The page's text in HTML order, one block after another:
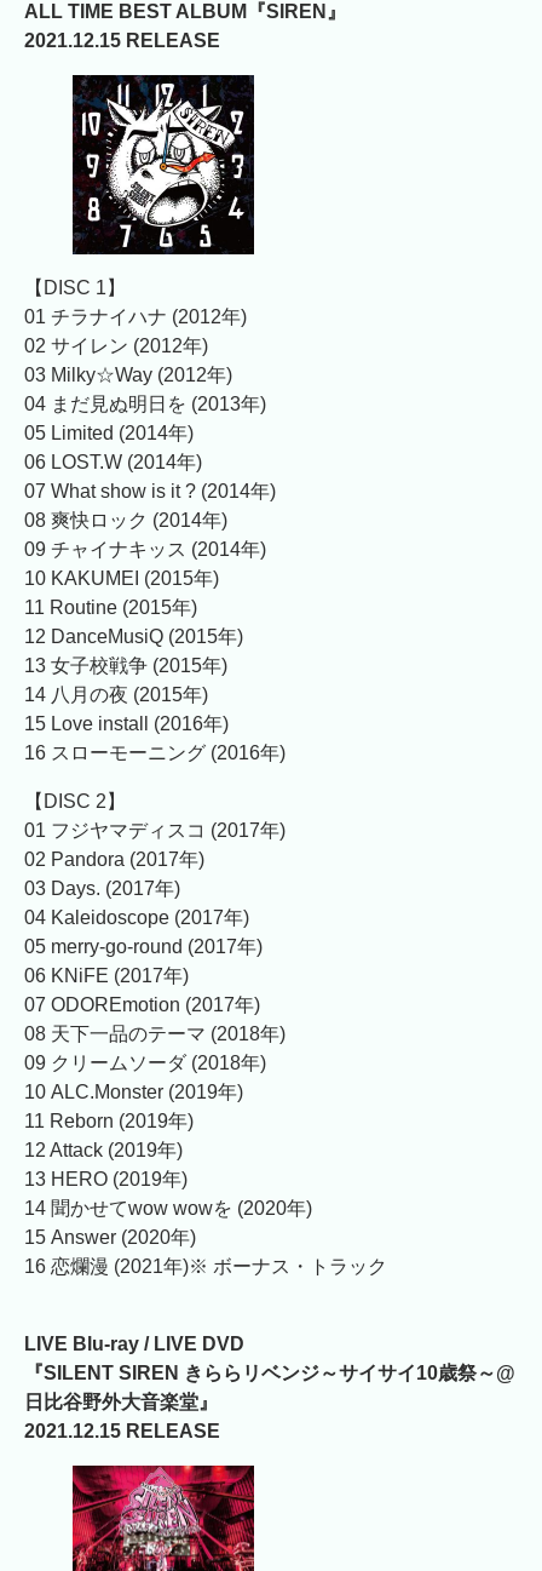
ALL TIME BEST ALBUM『SIREN』
2021.12.15 RELEASE
【DISC 1】
01 チラナイハナ (2012年)
02 サイレン (2012年)
03 Milky☆Way (2012年)
04 まだ見ぬ明日を (2013年)
05 Limited (2014年)
06 LOST.W (2014年)
07 What show is it ? (2014年)
08 爽快ロック (2014年)
09 チャイナキッス (2014年)
10 KAKUMEI (2015年)
11 Routine (2015年)
12 DanceMusiQ (2015年)
13 女子校戦争 (2015年)
14 八月の夜 (2015年)
15 Love install (2016年)
16 スローモーニング (2016年)
【DISC 2】
01 フジヤマディスコ (2017年)
02 Pandora (2017年)
03 Days. (2017年)
04 Kaleidoscope (2017年)
05 merry-go-round (2017年)
06 KNiFE (2017年)
07 ODOREmotion (2017年)
08 天下一品のテーマ (2018年)
09 クリームソーダ (2018年)
10 ALC.Monster (2019年)
11 Reborn (2019年)
12 Attack (2019年)
13 HERO (2019年)
14 聞かせてwow wowを (2020年)
15 Answer (2020年)
16 恋爛漫 (2021年)※ ボーナス・トラック
LIVE Blu-ray / LIVE DVD
『SILENT SIREN きららリベンジ～サイサイ10歳祭～@
日比谷野外大音楽堂』
2021.12.15 RELEASE